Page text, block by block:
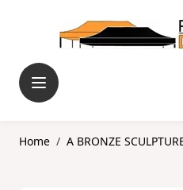
Home / A BRONZE